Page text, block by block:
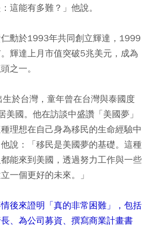
這能有多難？」他說。
勳於1993年共同創立輝達，1999
輝達上月市值突破5兆美元，成為
之一。
於台灣，童年曾在台灣與泰國度
美國。他在訪談中盛讚「美國夢」
理想在自己身為移民的生命經驗中
說：「移民是美國夢的基礎。這種
能來到美國，透過努力工作與一些
一個更好的未來。」
後來證明「真的非常困難」，包括
、為公司募資、撰寫商業計畫書